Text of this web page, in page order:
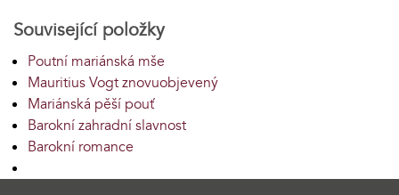
Související položky
Poutní mariánská mše
Mauritius Vogt znovuobjevený
Mariánská pěší pouť
Barokní zahradní slavnost
Barokní romance